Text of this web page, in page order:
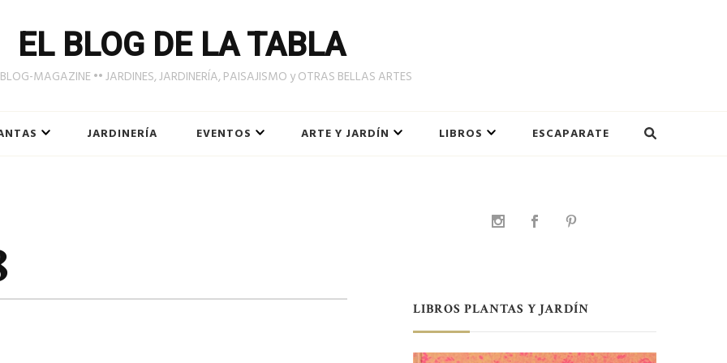
EL BLOG DE LA TABLA
MAGAZINE •• JARDINES, JARDINERÍA, PAISAJISMO y OTRAS BELLAS ARTES
JARDINERÍA EVENTOS ARTE Y JARDÍN LIBROS ESCAPARATE
LIBROS PLANTAS Y JARDÍN